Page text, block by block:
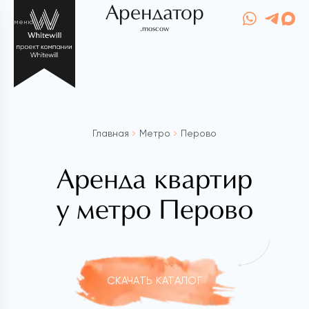
меню Арендатор
.moscow
Главная Метро Перово
Аренда квартир
у метро Перово
СКАЧАТЬ КАТАЛОГ